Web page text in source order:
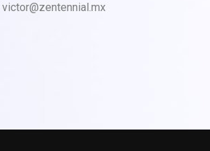
victor@zentennial.mx